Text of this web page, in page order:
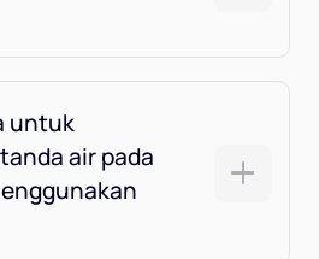
untuk
air pada